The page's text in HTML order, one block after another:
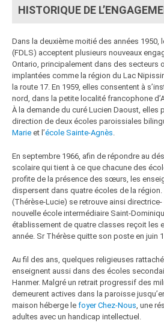
HISTORIQUE DE
Dans la deuxième moitié des années 1950,
(FDLS) acceptent plusieurs nouveaux
Ontario, principalement dans des secteurs
implantées comme la région du Lac
la route 17. En 1959, elles consentent à
nord, dans la petite localité francophone
À la demande du curé Lucien Daoust, elles
direction de deux écoles paroissiales
Marie et l’école Sainte-Agnès.
En septembre 1966, afin de répondre au
scolaire qui tient à ce que chacune des
profite de la présence des sœurs, les
dispersent dans quatre écoles de la région.
(Thérèse-Lucie) se retrouve ainsi directrice-
nouvelle école intermédiaire Saint-
établissement de quatre classes reçoit les
année. Sr Thérèse quitte son poste en juin
Au fil des ans, quelques religieuses
enseignent aussi dans des écoles
Hanmer. Malgré un retrait progressif des
demeurent actives dans la paroisse
maison héberge le foyer Chez-Nous, une
adultes avec un handicap intellectuel.